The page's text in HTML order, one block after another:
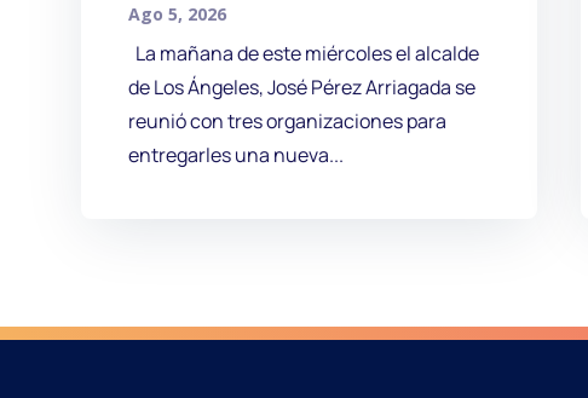
Ago 5, 2026
La mañana de este miércoles el alcalde
de Los Ángeles, José Pérez Arriagada se
reunió con tres organizaciones para
entregarles una nueva...